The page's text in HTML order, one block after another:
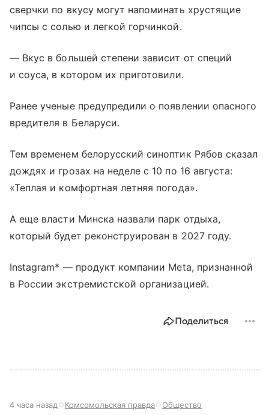
сверчки по вкусу могут напоминать хрустящие
чипсы с солью и легкой горчинкой.
— Вкус в большей степени зависит от специй
и соуса, в котором их приготовили.
Ранее ученые предупредили о появлении опасного
вредителя в Беларуси.
Тем временем белорусский синоптик Рябов сказал
дождях и грозах на неделе с 10 по 16 августа:
«Теплая и комфортная летняя погода».
А еще власти Минска назвали парк отдыха,
который будет реконструирован в 2027 году.
Instagram* — продукт компании Meta, признанной
в России экстремистской организацией.
Поделиться
4 часа назад Комсомольская правда Общество